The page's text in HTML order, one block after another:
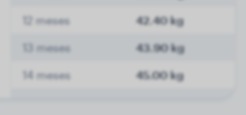
12 meses 42.40 kg
13 meses 43.90 kg
14 meses 45.00 kg